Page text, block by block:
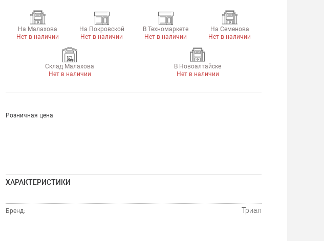
На Малахова
Нет в наличии
На Покровской
Нет в наличии
В Техномаркете
Нет в наличии
На Семенова
Нет в наличии
Склад Малахова
Нет в наличии
В Новоалтайске
Нет в наличии
Розничная цена
ХАРАКТЕРИСТИКИ
Бренд: Триал